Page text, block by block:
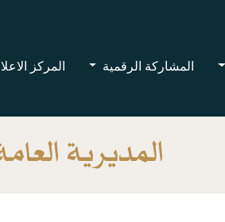
المشاركة الرقمية المركز
المديرية